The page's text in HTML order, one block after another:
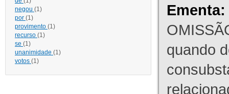
negou (1)
por (1)
provimento (1)
recurso (1)
se (1)
unanimidade (1)
votos (1)
Ementa:
quando